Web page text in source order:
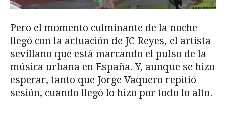
Pero el momento culminante de la noche
llegó con la actuación de JC Reyes, el artista
sevillano que está marcando el pulso de la
música urbana en España. Y, aunque se hizo
esperar, tanto que Jorge Vaquero repitió
sesión, cuando llegó lo hizo por todo lo alto.